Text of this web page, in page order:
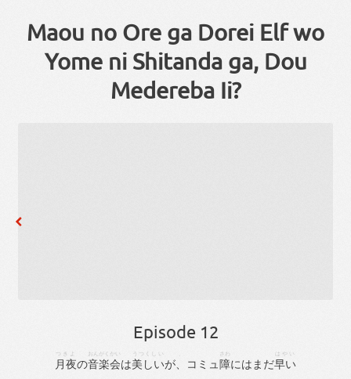
Maou no Ore ga Dorei Elf wo
Yome ni Shitanda ga, Dou
Medereba Ii?
Episode 12
月夜
つきよ
の音楽
おんがく
会
かい
は美しい
うつくしい
が コミュ 障
さわ
には まだ早い
はやい